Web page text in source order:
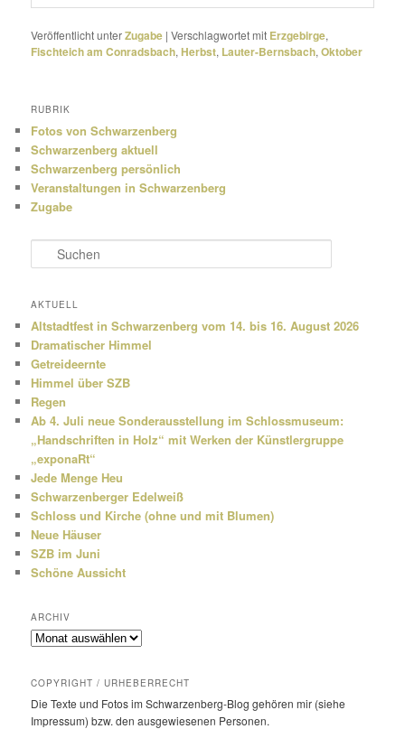
Veröffentlicht unterZugabe |Verschlagwortet mit Erzgebirge,
Fischteich am Conradsbach,Herbst, Lauter-Bernsbach,Oktober
RUBRIK
Fotos von Schwarzenberg
Schwarzenberg aktuell
Schwarzenberg persönlich
Veranstaltungen in Schwarzenberg
Zugabe
u
h
n
AKTUELL
Altstadtfest in Schwarzenberg vom 14. bis 16. August 2026
Dramatischer Himmel
Getreideernte
Himmel über SZB
Regen
Ab 4. Juli neue Sonderausstellung im Schlossmuseum:
„Handschriften in Holz“ mit Werken der Künstlergruppe
„exponaRt“
Jede Menge Heu
Schwarzenberger Edelweiß
Schloss und Kirche (ohne und mit Blumen)
Neue Häuser
SZB im Juni
Schöne Aussicht
ARCHIV
Archiv
COPYRIGHT / URHEBERRECHT
Die Texte und Fotos im Schwarzenberg-Blog gehören mir (siehe
Impressum) bzw. den ausge­wie­senen Personen.